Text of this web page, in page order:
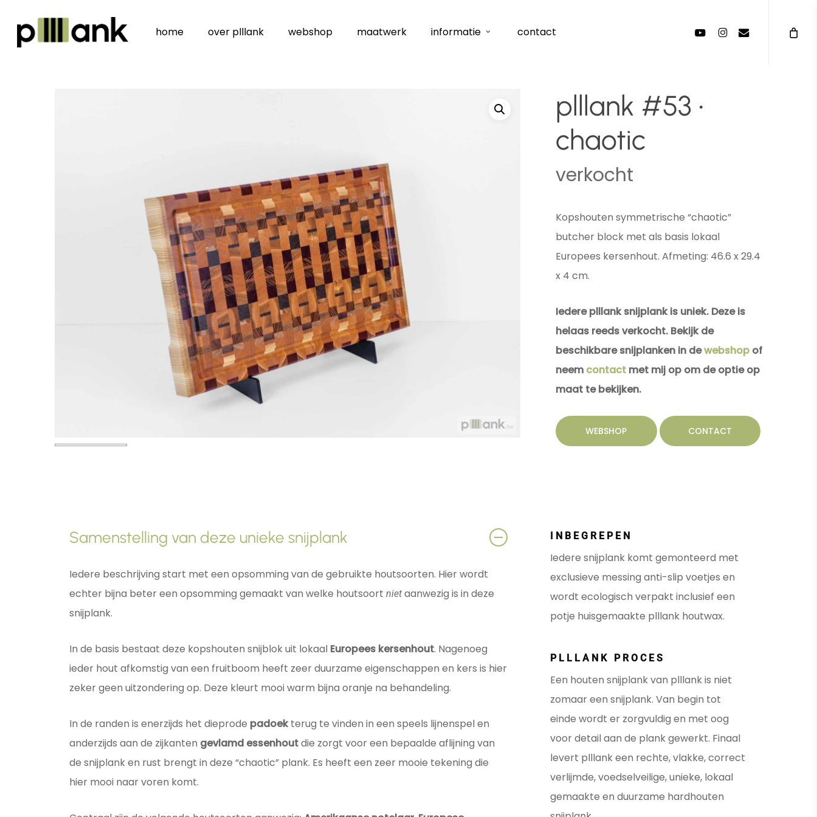
main
home over plllank webshop maatwerk informatie contact youtubeinstagram
email
plllank #53 •
chaotic
verkocht
Kopshouten symmetrische “chaotic”
butcher block met als basis lokaal
Europees kersenhout. Afmeting: 46.6 x 29.4
x 4 cm.
Iedere plllank snijplank is uniek. Deze is
helaas reeds verkocht. Bekijk de
beschikbare snijplanken in dewebshop of
neem contact met mij op om de optie op
maat te bekijken.
WEBSHOP CONTACT
Samenstelling van deze unieke snijplank
Iedere beschrijving start met een opsomming van de gebruikte houtsoorten. Hier wordt
echter bijna beter een opsomming gemaakt van welke houtsoort nietaanwezig is in deze
snijplank.
In de basis bestaat deze kopshouten snijblok uit lokaal Europees kersenhout. Nagenoeg
ieder hout afkomstig van een fruitboom heeft zeer duurzame eigenschappen en kers is hier
zeker geen uitzondering op. Deze kleurt mooi warm bijna oranje na behandeling.
In de randen is enerzijds het dieprode padoekterug te vinden in een speels lijnenspel en
anderzijds aan de zijkanten gevlamd essenhoutdie zorgt voor een bepaalde aflijning van
de snijplank en rust brengt in deze “chaotic” plank. Es heeft een zeer mooie tekening die
hier mooi naar voren komt.
INBEGREPEN
Iedere snijplank komt gemonteerd met
exclusieve messing anti-slip voetjes en
wordt ecologisch verpakt inclusief een
potje huisgemaakte plllank houtwax.
PLLLANK PROCES
Een houten snijplank van plllank is niet
zomaar een snijplank. Van begin tot
einde wordt er zorgvuldig en met oog
voor detail aan de plank gewerkt. Finaal
levert plllank een rechte, vlakke, correct
verlijmde, voedselveilige, unieke, lokaal
gemaakte en duurzame hardhouten